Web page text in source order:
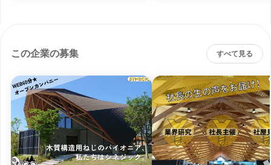
この企業の募集 すべて見る